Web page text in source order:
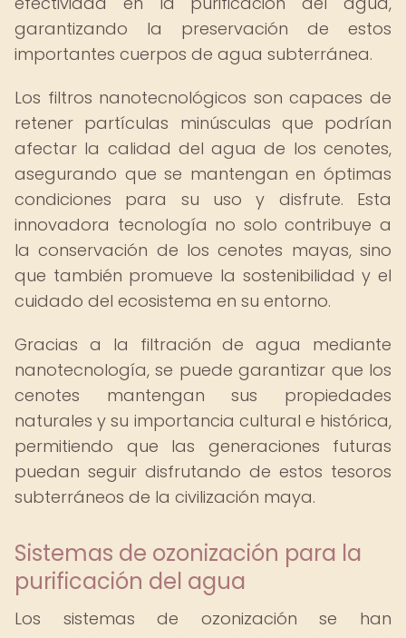
garantizando la preservación de estos
importantes cuerpos de agua subterránea.
Los filtros nanotecnológicos son capaces de
retener partículas minúsculas que podrían
afectar la calidad del agua de los cenotes,
asegurando que se mantengan en óptimas
condiciones para su uso y disfrute. Esta
innovadora tecnología no solo contribuye a
la conservación de los cenotes mayas, sino
que también promueve la sostenibilidad y el
cuidado del ecosistema en su entorno.
Gracias a la filtración de agua mediante
nanotecnología, se puede garantizar que los
cenotes mantengan sus propiedades
naturales y su importancia cultural e histórica,
permitiendo que las generaciones futuras
puedan seguir disfrutando de estos tesoros
subterráneos de la civilización maya.
Sistemas de ozonización para la
purificación del agua
Los sistemas de ozonización se han